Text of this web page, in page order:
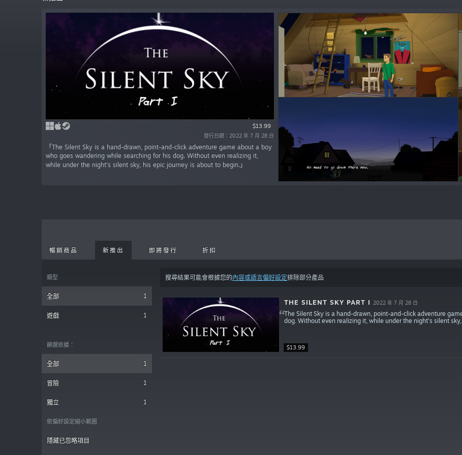
$13.99
發行日期：2022 年 7 月 28 日
「The Silent Sky is a hand-drawn, point-and-click adventure game about a boy
who goes wandering while searching for his dog. Without even realizing it,
while under the night's silent sky, his epic journey is about to begin.」
暢銷商品 新推出 即將發行 折扣
類型
全部 1
遊戲 1
篩選依據：
全部 1
冒險 1
獨立 1
依偏好設定縮小範圍
隱藏已忽略項目
搜尋結果可能會根據您的內容或語言偏好設定排除部分產品
$13.99
THE SILENT SKY PART I 2022 年 7 月 28 日
The Silent Sky is a hand-drawn, point-and-click adventure
dog. Without even realizing it, while under the night's silent